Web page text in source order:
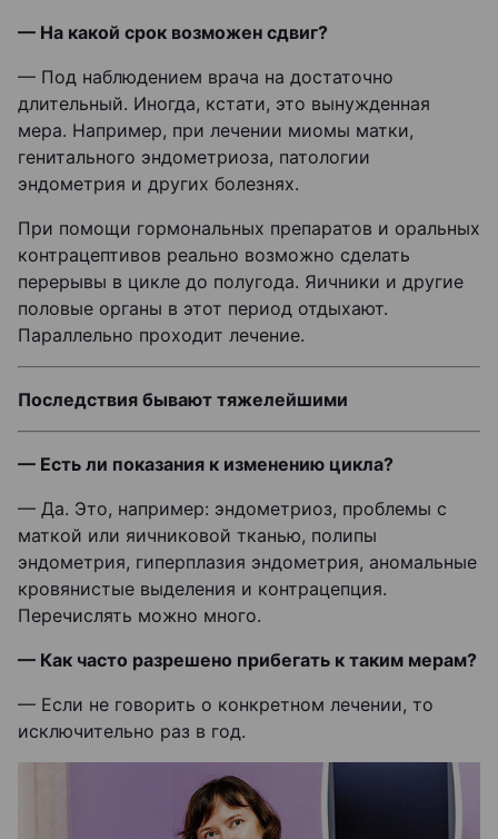
— На какой срок возможен сдвиг?
— Под наблюдением врача на достаточно
длительный. Иногда, кстати, это вынужденная
мера. Например, при лечении миомы матки,
генитального эндометриоза, патологии
эндометрия и других болезнях.
При помощи гормональных препаратов и оральных
контрацептивов реально возможно сделать
перерывы в цикле до полугода. Яичники и другие
половые органы в этот период отдыхают.
Параллельно проходит лечение.
Последствия бывают тяжелейшими
— Есть ли показания к изменению цикла?
— Да. Это, например: эндометриоз, проблемы с
маткой или яичниковой тканью, полипы
эндометрия, гиперплазия эндометрия, аномальные
кровянистые выделения и контрацепция.
Перечислять можно много.
— Как часто разрешено прибегать к таким мерам?
— Если не говорить о конкретном лечении, то
исключительно раз в год.